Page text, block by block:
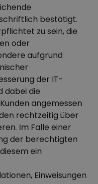
bestätigt.
zu sein, die
oder
aufgrund
der IT-
dabei die
angemessen
rechtzeitig über
Im Falle einer
der berechtigten
ein
Einweisungen